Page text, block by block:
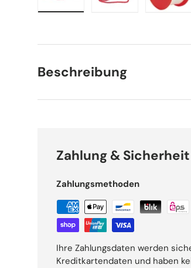
Beschreibung
Zahlung & Sicherheit
Zahlungsmethoden
Ihre Zahlungsdaten werden
Kreditkartendaten und haben